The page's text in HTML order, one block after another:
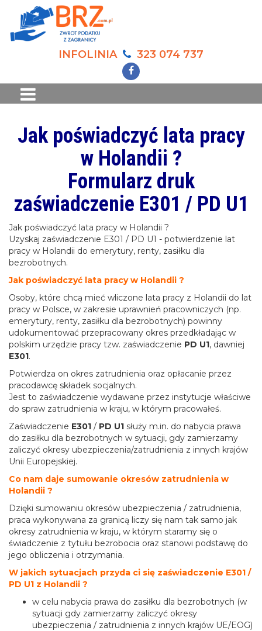
INFOLINIA 323 074 737
Jak poświadczyć lata pracy
w Holandii ?
Formularz druk
zaświadczenie E301 / PD U1
Jak poświadczyć lata pracy w Holandii ?
Uzyskaj zaświadczenie E301 / PD U1 - potwierdzenie lat
pracy w Holandii do emerytury, renty, zasiłku dla
bezrobotnych.
Jak poświadczyć lata pracy w Holandii ?
Osoby, które chcą mieć wliczone lata pracy z Holandii do lat
pracy w Polsce, w zakresie uprawnień pracowniczych (np.
emerytury, renty, zasiłku dla bezrobotnych) powinny
udokumentować przepracowany okres przedkładając w
polskim urzędzie pracy tzw. zaświadczenie PD U1, dawniej
E301.
Potwierdza on okres zatrudnienia oraz opłacanie przez
pracodawcę składek socjalnych.
Jest to zaświadczenie wydawane przez instytucje właściwe
do spraw zatrudnienia w kraju, w którym pracowałeś.
Zaświadczenie E301 / PD U1 służy m.in. do nabycia prawa
do zasiłku dla bezrobotnych w sytuacji, gdy zamierzamy
zaliczyć okresy ubezpieczenia/zatrudnienia z innych krajów
Unii Europejskiej.
Co nam daje sumowanie okresów zatrudnienia w
Holandii ?
Dzięki sumowaniu okresów ubezpieczenia / zatrudnienia,
praca wykonywana za granicą liczy się nam tak samo jak
okresy zatrudnienia w kraju, w którym staramy się o
świadczenie z tytułu bezrobocia oraz stanowi podstawę do
jego obliczenia i otrzymania.
W jakich sytuacjach przyda ci się zaświadczenie E301 /
PD U1 z Holandii ?
w celu nabycia prawa do zasiłku dla bezrobotnych (w
sytuacji gdy zamierzamy zaliczyć okresy
ubezpieczenia / zatrudnienia z innych krajów UE/EOG)